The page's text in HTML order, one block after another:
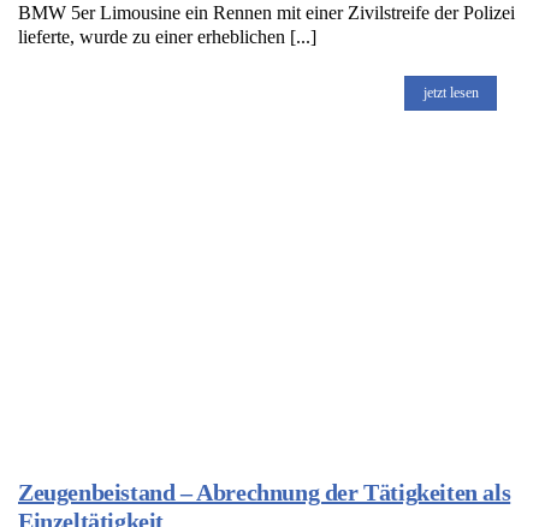
BMW 5er Limousine ein Rennen mit einer Zivilstreife der Polizei
lieferte, wurde zu einer erheblichen [...]
jetzt lesen
Zeugenbeistand – Abrechnung der Tätigkeiten als
Einzeltätigkeit